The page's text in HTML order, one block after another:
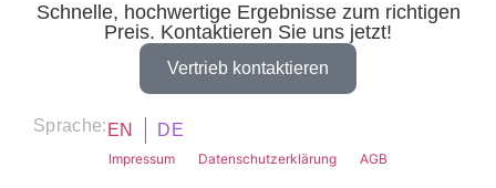
Schnelle, hochwertige Ergebnisse zum richtigen
Preis. Kontaktieren Sie uns jetzt!
Vertrieb kontaktieren
Sprache: EN DE
Impressum Datenschutzerklärung AGB